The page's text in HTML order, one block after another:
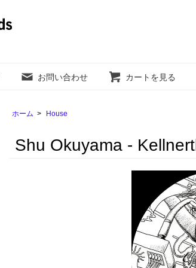
お問い合わせ カートを見る
ホーム > House
Shu Okuyama -